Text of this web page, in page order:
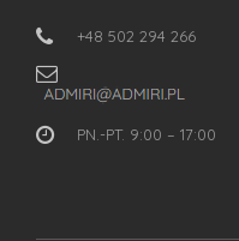
+48 502 294 266
PN.-PT. 9:00 – 17:00